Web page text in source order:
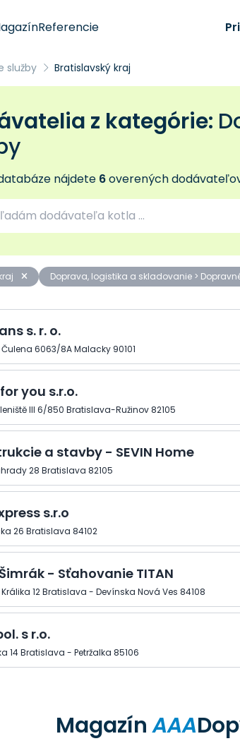
Referencie
služby Bratislavský kraj
z kategórie:
nájdete 6overených
Doprava, logistika a skladovanie >
s. r. o.
6063/8A Malacky 90101
you s.r.o.
III 6/850 Bratislava-Ružinov 82105
a stavby - SEVIN Home
28 Bratislava 82105
s.r.o
26 Bratislava 84102
- Sťahovanie TITAN
12 Bratislava - Devínska Nová Ves 84108
s r.o.
14 Bratislava - Petržalka 85106
MagazínAAA